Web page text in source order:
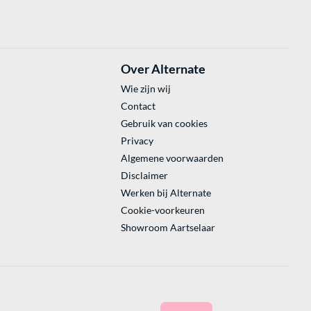
Over Alternate
Wie zijn wij
Contact
Gebruik van cookies
Privacy
Algemene voorwaarden
Disclaimer
Werken bij Alternate
Cookie-voorkeuren
Showroom Aartselaar